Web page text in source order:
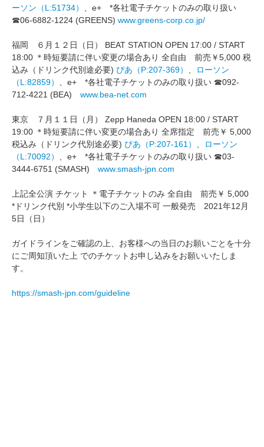
ーソン（L:51734）
、e+ *各社電子チケットのみの取り扱い
☎06-6882-1224 (GREENS) www.greens-corp.co.jp/
福岡 ６月１２日（日） BEAT STATION OPEN 17:00 / START
18:00 ＊時短要請に伴い変更の場合あり 全自由 前売￥5,000 税
込み（ドリンク代別途必要) ぴあ（P:207-369）
ローソン
（L:82859）
、e+ *各社電子チケットのみの取り扱い ☎092-
712-4221 (BEA) www.bea-net.com
東京 ７月１１日（月） Zepp Haneda OPEN 18:00 / START
19:00 ＊時短要請に伴い変更の場合あり 全席指定 前売￥ 5,000
税込み（ドリンク代別途必要) ぴあ（P:207-161）
ローソン
（L:70092）
、e+ *各社電子チケットのみの取り扱い ☎03-
3444-6751 (SMASH) www.smash-jpn.com
上記全公演 チケット ＊電子チケットのみ 全自由 前売￥ 5,000
*ドリンク代別 *小学生以下のご入場不可 一般発売 2021年12月
5日（日）
ガイドラインをご確認の上、お客様への当日のお願いごとを十分
にご周知頂いた上 でのチケットお申し込みをお願いいたしま
す。
https://smash-jpn.com/guideline